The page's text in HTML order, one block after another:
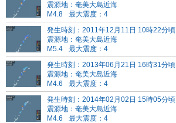
震源地：奄美大島近海
M4.8
最大震度：4
発生時刻：2011年12月11日 10時22分頃
震源地：奄美大島近海
M5.4
最大震度：4
発生時刻：2013年06月21日 16時31分頃
震源地：奄美大島近海
M4.6
最大震度：4
発生時刻：2014年02月02日 15時05分頃
震源地：奄美大島近海
M4.6
最大震度：4